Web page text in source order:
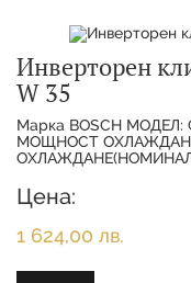
Инверторен
W 35
Марка BOSCH МОДЕЛ:
МОЩНОСТ
Цена:
1 624,00 лв.